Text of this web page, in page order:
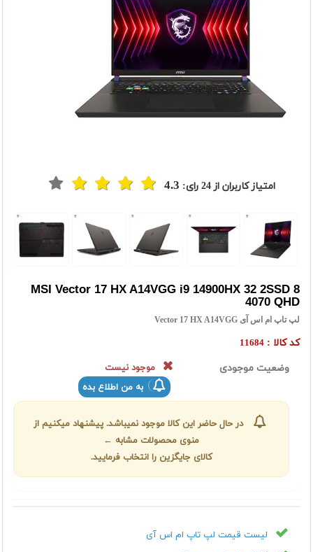
امتیاز کاربران از24 رای: 4.3
MSI Vector 17 HX A14VGG i9 14900HX 32 2SSD 8
4070 QHD
لپ تاپ ام اس آی Vector 17 HX A14VGG
کد کالا : 11684
وضعیت موجودی
موجود نیست
به من اطلاع بده
در حال حاضر این کالا موجود نمیباشد. پیشنهاد میکنیم از
منوی محصولات مشابه ←
کالای جایگزین را انتخاب فرمایید.
لیست قیمت لپ تاپ ام اس آی